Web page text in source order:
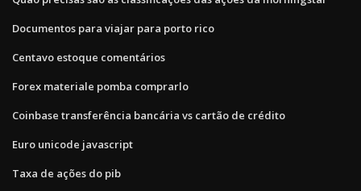
Documentos para viajar para porto rico
Centavo estoque comentários
Forex materiale pomba comprarlo
Coinbase transferência bancária vs cartão de crédito
Euro unicode javascript
Taxa de ações do pib